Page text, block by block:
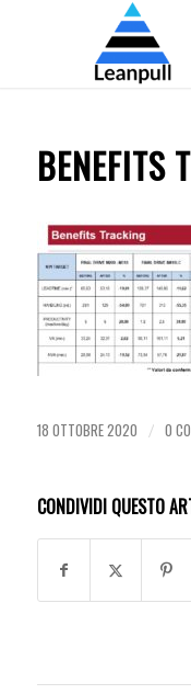
BENEFITS
18 OTTOBRE 2020 / 0
CONDIVIDI QUESTO